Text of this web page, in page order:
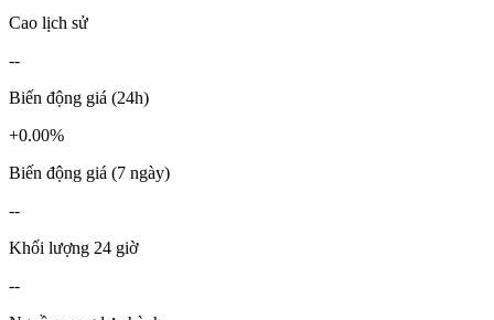
Cao lịch sử
--
Biến động giá (24h)
+0.00%
Biến động giá (7 ngày)
--
Khối lượng 24 giờ
--